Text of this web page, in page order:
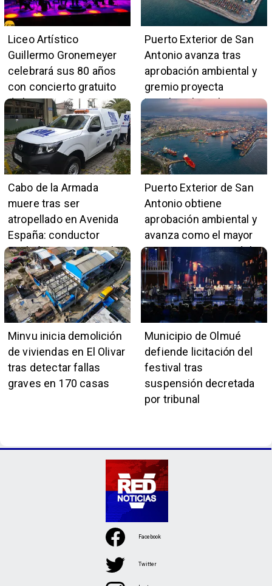
Liceo Artístico
Guillermo Gronemeyer
celebrará sus 80 años
con concierto gratuito
de la Orquesta Marga
Marga
Puerto Exterior de San
Antonio avanza tras
aprobación ambiental y
gremio proyecta
impulso al empleo y
comercio local
Cabo de la Armada
muere tras ser
atropellado en Avenida
España: conductor
también pertenece a la
institución naval
Puerto Exterior de San
Antonio obtiene
aprobación ambiental y
avanza como el mayor
proyecto portuario del
país
Minvu inicia demolición
de viviendas en El Olivar
tras detectar fallas
graves en 170 casas
Municipio de Olmué
defiende licitación del
festival tras
suspensión decretada
por tribunal
Facebook
Twitter